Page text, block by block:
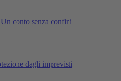
Un conto senza confini
dagli imprevisti